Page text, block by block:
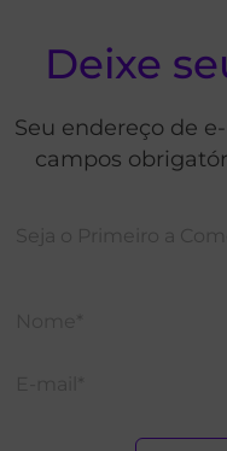
Deixe
Seu endereço de
campos